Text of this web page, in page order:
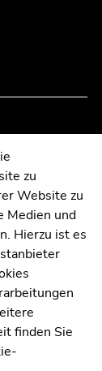
zu
Website zu
Medien und
Hierzu ist es
finden Sie